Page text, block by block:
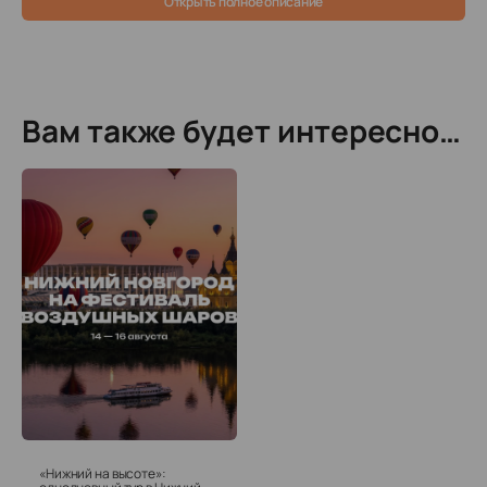
Вам также будет интересно…
«Нижний на высоте»: